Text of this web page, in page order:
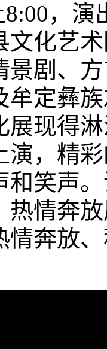
8:00，
文化艺
景剧、
牟定彝
展现得
演，精
和笑声
热情奔
情奔放